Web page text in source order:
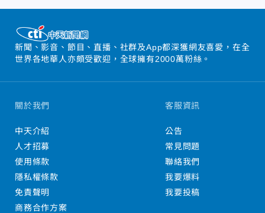
新聞、影音、節目、直播、社群及App都深獲網友喜愛，在全
世界各地華人亦頗受歡迎，全球擁有2000萬粉絲。
關於我們
中天介紹
人才招募
使用條款
隱私權條款
免責聲明
商務合作方案
客服資訊
公告
常見問題
聯絡我們
我要爆料
我要投稿